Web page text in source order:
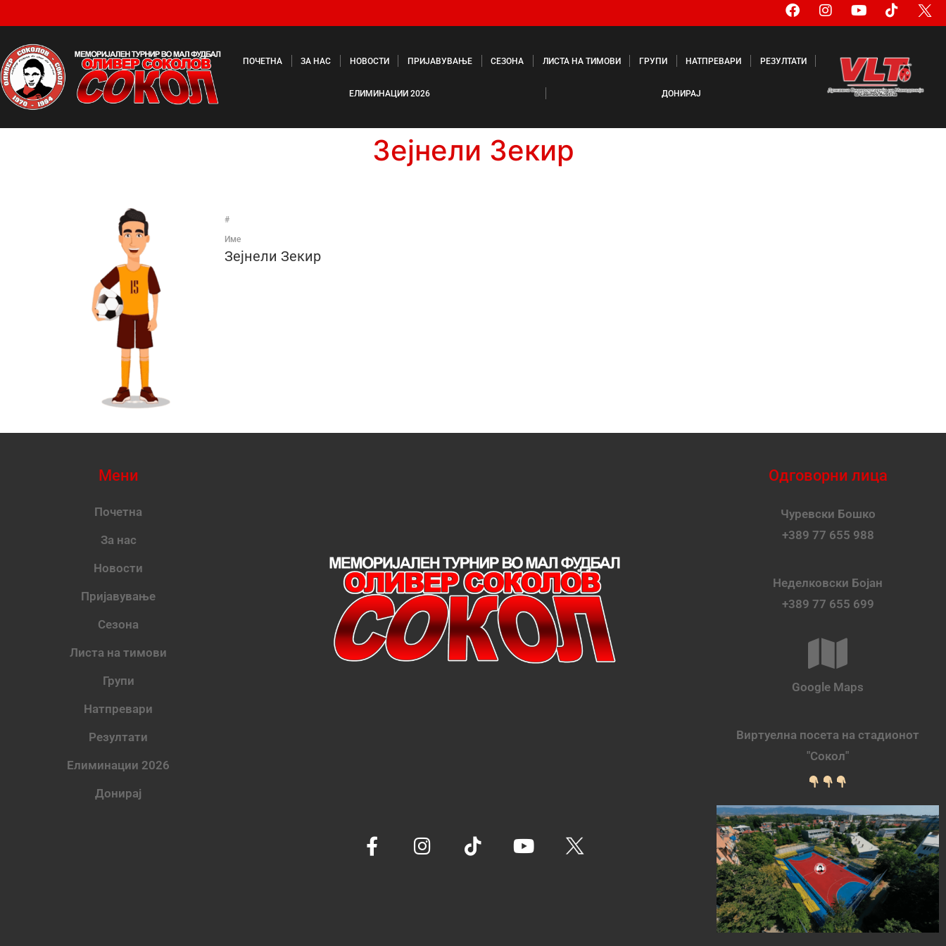
ПОЧЕТНА ЗА НАС НОВОСТИ ПРИЈАВУВАЊЕ СЕЗОНА ЛИСТА НА ТИМОВИ ГРУПИ НАТПРЕВАРИ РЕЗУЛТАТИ
ЕЛИМИНАЦИИ 2026 ДОНИРАЈ
Зејнели Зекир
#
Име
Зејнели Зекир
Мени
Почетна
За нас
Новости
Пријавување
Сезона
Листа на тимови
Групи
Натпревари
Резултати
Елиминации 2026
Донирај
Одговорни лица
Чуревски Бошко
+389 77 655 988
Неделковски Бојан
+389 77 655 699
Google Maps
Виртуелна посета на стадионот
"Сокол"